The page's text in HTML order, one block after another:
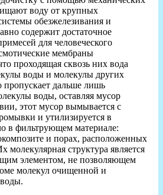
воду от крупных
обезжелезивания и
содержит достаточное
для человеческого
мембраны
проходящая сквозь них вода
воды и молекулы других
пропускает дальше лишь
воды, оставляя мусор
этот мусор вымывается с
и утилизируется в
в фильтрующем материале:
и порах, расположенных
молекулярная структура является
элементом, не позволяющем
молекул очищенной и